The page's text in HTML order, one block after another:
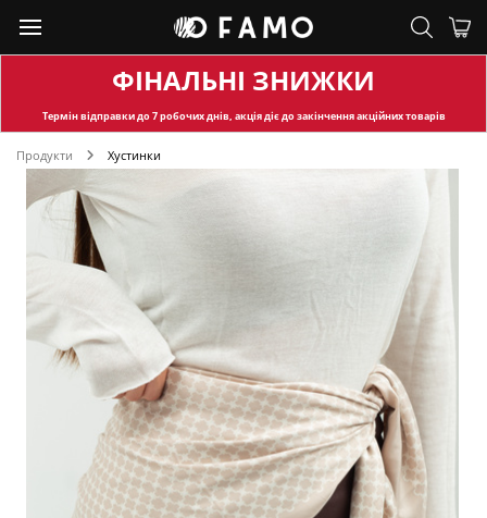
ФІНАЛЬНІ ЗНИЖКИ
Термін відправкидо 7 робочих днів, акція діє до закінчення акційних товарів
Продукти Хустинки